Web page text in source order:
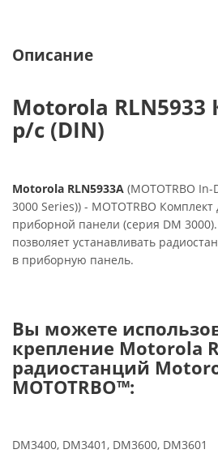
Описание
Motorola RLN5933
р/с (DIN)
Motorola RLN5933A (MOTOTRBO
3000 Series)) - MOTOTRBO
приборной панели (серия DM
позволяет устанавливать
в приборную панель.
Вы можете
крепление Motorola
радиостанций
MOTOTRBO™:
DM3400, DM3401, DM3600, DM3601